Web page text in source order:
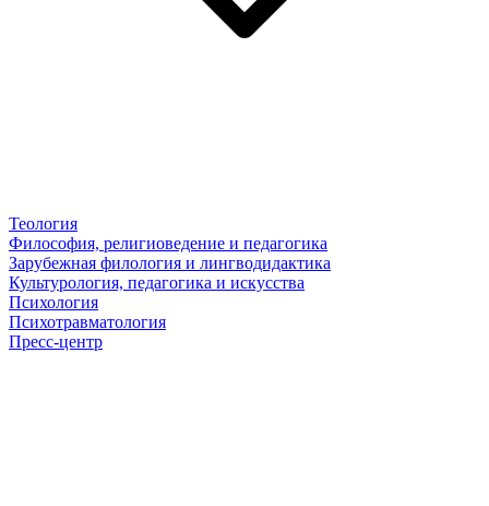
Теология
Философия, религиоведение и педагогика
Зарубежная филология и лингводидактика
Культурология, педагогика и искусства
Психология
Психотравматология
Пресс-центр